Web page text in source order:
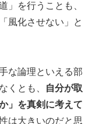
」を行うことも、
風化させない」と
な論理といえる部
くとも、
自分が取
」を真剣に考えて
は大きいのだと思